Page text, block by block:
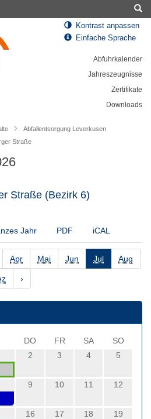
Kontrast anpassen
Einfache Sprache
Abfuhrkalender
Jahreszeugnisse
Zertifikate
Downloads
Abfallentsorgung Leverkusen
Straße
Straße (Bezirk 6)
Jahr PDF iCAL
Apr Mai Jun Jul Aug
›
DO FR SA
SO
2 3 4 5
9 10 11 12
16 17 18 19